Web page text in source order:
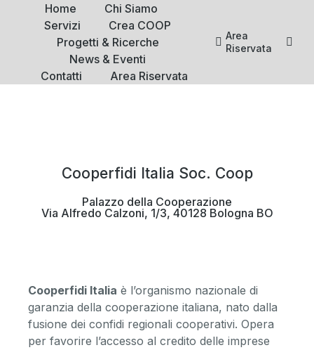
Home
Chi Siamo
Servizi
Crea COOP
Progetti & Ricerche
News & Eventi
Contatti
Area Riservata
Area
Riservata
Cooperfidi Italia Soc. Coop
Palazzo della Cooperazione
Via Alfredo Calzoni, 1/3, 40128 Bologna BO
Cooperfidi Italia è l’organismo nazionale di
garanzia della cooperazione italiana, nato dalla
fusione dei confidi regionali cooperativi. Opera
per favorire l’accesso al credito delle imprese